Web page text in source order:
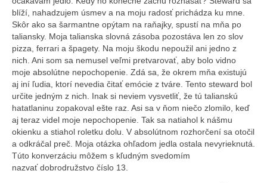
blíží, nahadzujem úsmev a na moju radosť prichádza ku mne.
Skôr ako sa šarmantne opýtam na raňajky, spustí na mňa po
taliansky. Moja talianska slovná zásoba pozostáva len zo slov
pizza, ferrari a špagety. Na moju škodu nepoužil ani jedno z
nich. Ani som sa nemusel veľmi pretvarovať, aby bolo vidno
moje absolútne nepochopenie. Zdá sa, že okrem mňa existujú
aj iní ľudia, ktorí nevedia čitať emócie z tváre. Tento steward bol
určite jedným z nich. Inak si neviem vysvetliť, že tú talianskú
hatatlaninu zopakoval ešte raz. Asi sa v ňom niečo zlomilo, keď
aj teraz videl moje nepochopenie. Tak sa natiahol k nášmu
okienku a stiahol roletku dolu. V absolútnom rozhorčení sa otočil
a odkráčal preč. Moja otázka ohľadom jedla ostala nevyrieknutá.
Túto konverzáciu môžem s kľudným svedomím
nazvať dobrodružstvo číslo 13.